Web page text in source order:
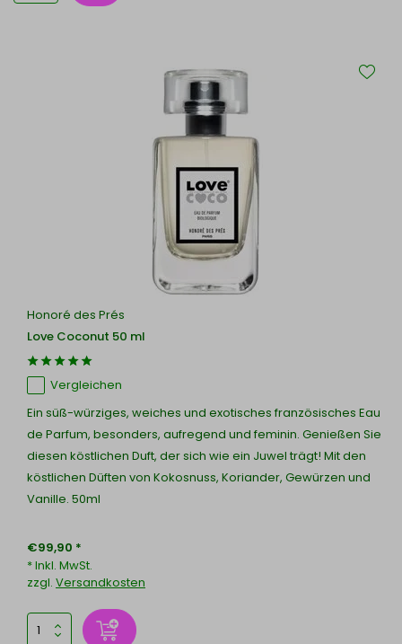
Honoré des Prés
Love Coconut 50 ml
Vergleichen
Ein süß-würziges, weiches und exotisches französisches Eau
de Parfum, besonders, aufregend und feminin. Genießen Sie
diesen köstlichen Duft, der sich wie ein Juwel trägt! Mit den
köstlichen Düften von Kokosnuss, Koriander, Gewürzen und
Vanille. 50ml
€99,90 *
* Inkl. MwSt.
zzgl. Versandkosten